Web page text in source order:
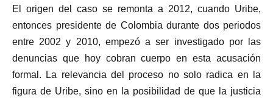
El origen del caso se remonta a 2012, cuando Uribe,
entonces presidente de Colombia durante dos periodos
entre 2002 y 2010, empezó a ser investigado por las
denuncias que hoy cobran cuerpo en esta acusación
formal. La relevancia del proceso no solo radica en la
figura de Uribe, sino en la posibilidad de que la justicia